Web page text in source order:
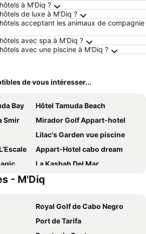
à M'Diq ?
de luxe à M'Diq ?
acceptant les animaux de compagnie
avec spa à M'Diq ?
avec une piscine à M'Diq ?
de vous intéresser...
Bay
Hôtel Tamuda Beach
Smir
Mirador Golf Appart-hotel
Lilac's Garden vue piscine
Appart-Hotel cabo dream
La Kasbah Del Mar
Hotel Fnidaq
Sofitel Tamuda Bay Beach and Spa
Club Med Yasmina - Morocco
- M'Diq
Royal Golf de Cabo Negro
Port de Tarifa